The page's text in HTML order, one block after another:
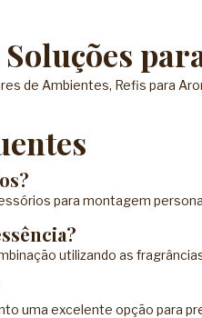
de Ambientes, Refis para
para montagem
utilizando as
uma excelente opção para